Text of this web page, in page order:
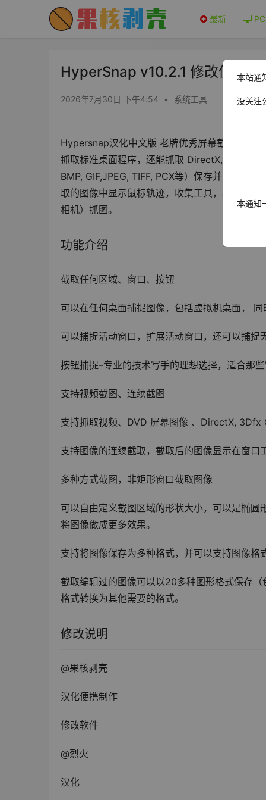
最新 PC
HyperSnap v10.2.1 修改便携版
2026年7月30日 下午4:54 • 系统工具
Hypersnap汉化中文版 老牌优秀屏幕截图工具
抓取标准桌面程序，还能抓取 DirectX, 3Dfx
BMP, GIF,JPEG, TIFF, PCX等）保存并阅读图
取的图像中显示鼠标轨迹，收集工具，编辑图
相机）抓图。
功能介绍
截取任何区域、窗口、按钮
可以在任何桌面捕捉图像，包括虚拟机桌面，
可以捕捉活动窗口，扩展活动窗口，还可以捕捉
按钮捕捉–专业的技术写手的理想选择，适合那
支持视频截图、连续截图
支持抓取视频、DVD 屏幕图像 、DirectX, 3Dfx
支持图像的连续截取，截取后的图像显示在窗
多种方式截图，非矩形窗口截取图像
可以自由定义截图区域的形状大小，可以是椭
将图像做成更多效果。
支持将图像保存为多种格式，并可以支持图像格
截取编辑过的图像可以以20多种图形格式保存
格式转换为其他需要的格式。
修改说明
@果核剥壳
汉化便携制作
修改软件
@烈火
汉化
本站通
没关注
本通知